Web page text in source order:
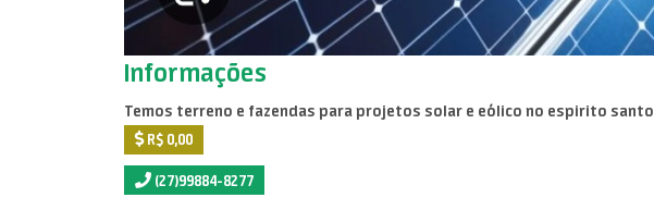
Informações
Temos terreno e fazendas para projetos solar e eólico no espirito santo
R$ 0,00
(27)99884-8277